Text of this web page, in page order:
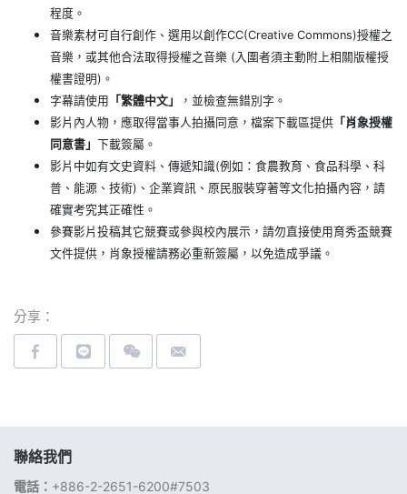
程度。
音樂素材可自行創作、選用以創作CC(Creative Commons)授權之
音樂，或其他合法取得授權之音樂 (入圍者須主動附上相關版權授
權書證明)。
字幕請使用
「繁體中文」
，並檢查無錯別字。
影片內人物，應取得當事人拍攝同意，檔案下載區提供 「肖象授權
同意書」 下載簽屬。
影片中如有文史資料、傳遞知識(例如：食農教育、食品科學、科
普、能源、技術)、企業資訊、原民服裝穿著等文化拍攝內容，請
確實考究其正確性。
參賽影片投稿其它競賽或參與校內展示，請勿直接使用育秀盃競賽
文件提供，肖象授權請務必重新簽屬，以免造成爭議。
分享：
聯絡我們
電話： +886-2-2651-6200#7503